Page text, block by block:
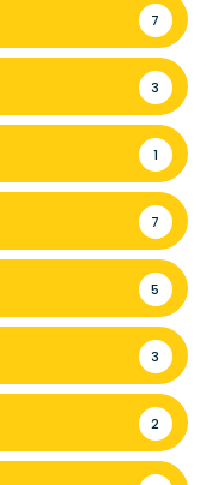
7
3
1
7
5
3
2